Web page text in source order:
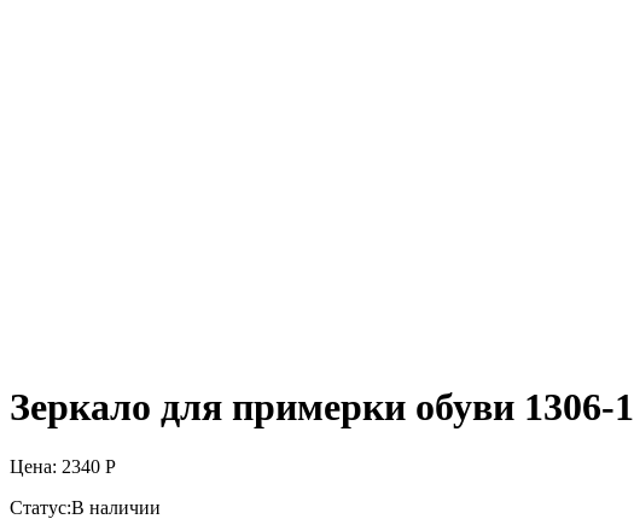
Зеркало для примерки обуви 1306-1
Цена: 2340 Р
Статус:В наличии